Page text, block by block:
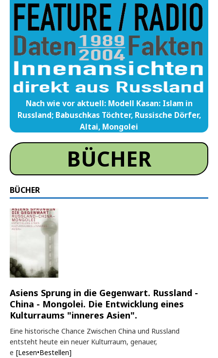
Nach wie vor aktuell: Modell Kasan: Islam in
Russland; Babuschkas Töchter, Russische Dörfer,
Altai, Mongolei
BÜCHER
BÜCHER
Asiens Sprung in die Gegenwart. Russland -
China - Mongolei. Die Entwicklung eines
Kulturraums "inneres Asien".
Eine historische Chance Zwischen China und Russland
entsteht heute ein neuer Kulturraum, genauer,
e [Lesen•Bestellen]